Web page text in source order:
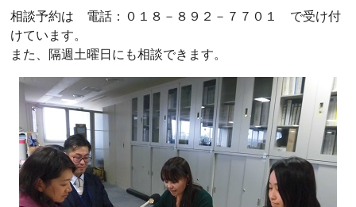
相談予約は 電話：０１８－８９２－７７０１ で受け付
けています。
また、隔週土曜日にも相談できます。